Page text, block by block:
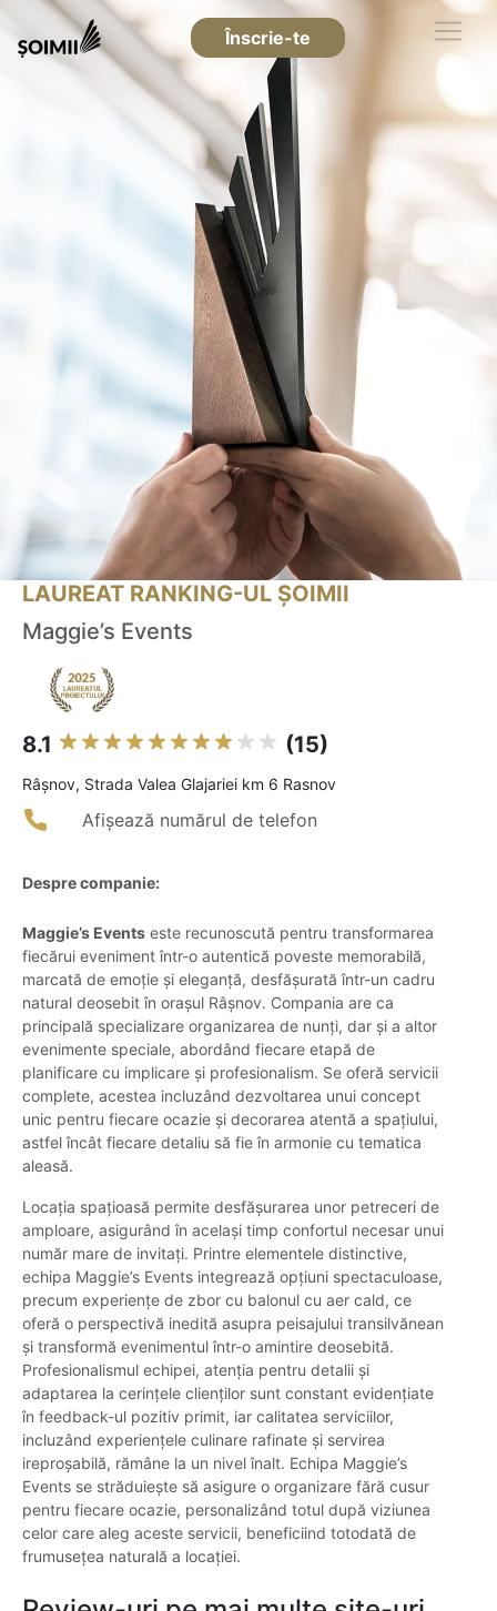
Înscrie-te
LAUREAT RANKING-UL ȘOIMII
Maggie’s Events
8.1 (15)
Râşnov, Strada Valea Glajariei km 6 Rasnov
Afișează numărul de telefon
Despre companie:
Maggie’s Events este recunoscută pentru transformarea
fiecărui eveniment într-o autentică poveste memorabilă,
marcată de emoție și eleganță, desfășurată într-un cadru
natural deosebit în orașul Râșnov. Compania are ca
principală specializare organizarea de nunți, dar și a altor
evenimente speciale, abordând fiecare etapă de
planificare cu implicare și profesionalism. Se oferă servicii
complete, acestea incluzând dezvoltarea unui concept
unic pentru fiecare ocazie și decorarea atentă a spațiului,
astfel încât fiecare detaliu să fie în armonie cu tematica
aleasă.
Locația spațioasă permite desfășurarea unor petreceri de
amploare, asigurând în același timp confortul necesar unui
număr mare de invitați. Printre elementele distinctive,
echipa Maggie’s Events integrează opțiuni spectaculoase,
precum experiențe de zbor cu balonul cu aer cald, ce
oferă o perspectivă inedită asupra peisajului transilvănean
și transformă evenimentul într-o amintire deosebită.
Profesionalismul echipei, atenția pentru detalii și
adaptarea la cerințele clienților sunt constant evidențiate
în feedback-ul pozitiv primit, iar calitatea serviciilor,
incluzând experiențele culinare rafinate și servirea
ireproșabilă, rămâne la un nivel înalt. Echipa Maggie’s
Events se străduiește să asigure o organizare fără cusur
pentru fiecare ocazie, personalizând totul după viziunea
celor care aleg aceste servicii, beneficiind totodată de
frumusețea naturală a locației.